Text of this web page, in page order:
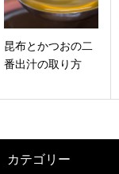
昆布とかつおの二
番出汁の取り方
カテゴリー